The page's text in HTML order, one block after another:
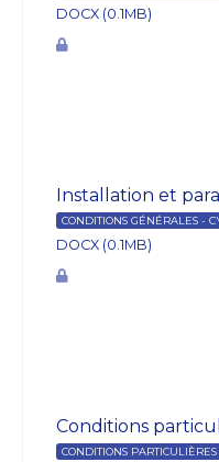
DOCX (0.1MB)
Installation et
CONDITIONS GÉNÉRALES -
DOCX (0.1MB)
Conditions
CONDITIONS